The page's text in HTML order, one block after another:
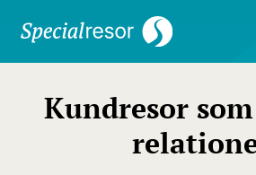
Kundresor